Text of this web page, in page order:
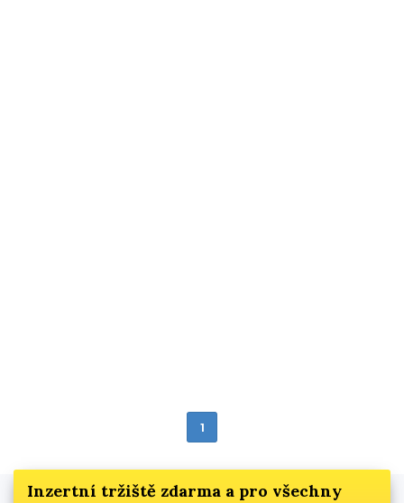
1
Inzertní tržiště zdarma a pro všechny